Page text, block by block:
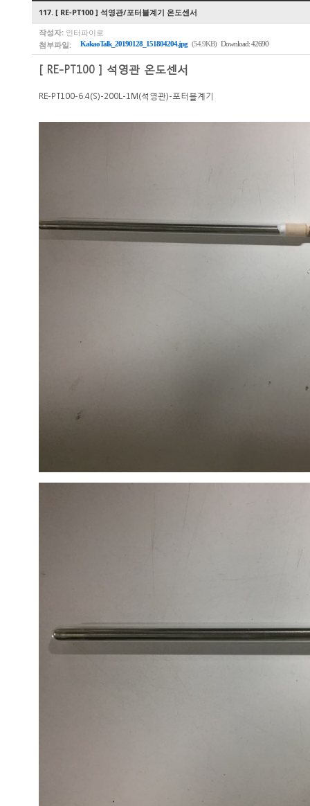
117. [ RE-PT100 ] 석영관/포터블계기 온도센서
작성자: 인터파이로
첨부파일:
KakaoTalk_20190128_151804204.jpg (54.9KB) Download: 42690
[ RE-PT100 ] 석영관 온도센서
RE-PT100-6.4(S)-200L-1M(석영관)-포터블계기